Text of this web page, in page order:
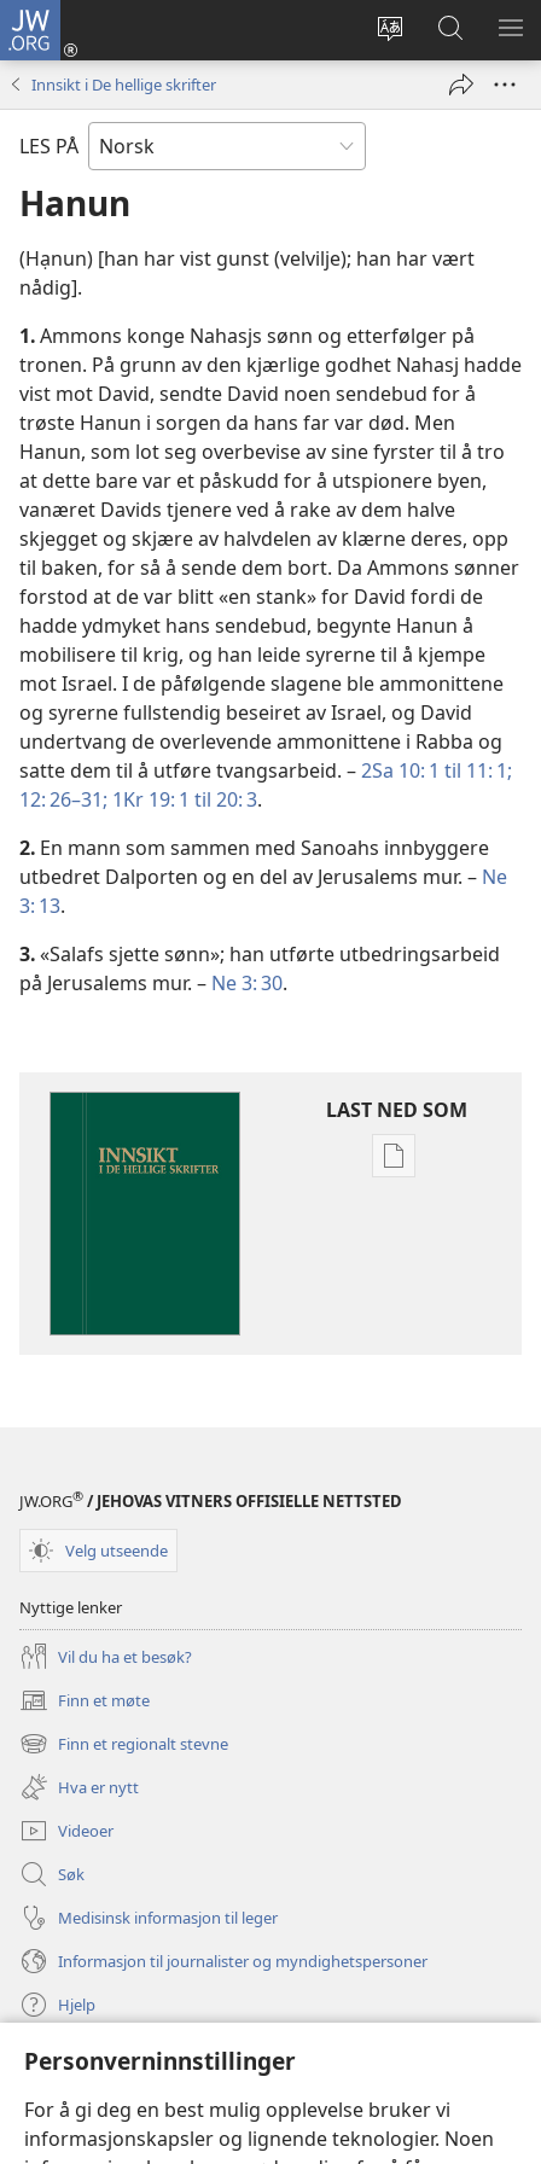
Personverninnstillinger
For å gi deg en best mulig opplevelse bruker vi
informasjonskapsler og lignende teknologier. Noen
JW.ORG
Endre
Logg
inn
vindu)
Søk
på
JW.ORG
VIS
Innsikt i De hellige skrifter
LES PÅ
Hanun
(Hạnun) [han har vist gunst (velvilje); han har vært
nådig].
1.Ammons konge Nahasjs sønn og etterfølger på
tronen. På grunn av den kjærlige godhet Nahasj hadde
vist mot David, sendte David noen sendebud for å
trøste Hanun i sorgen da hans far var død. Men
Hanun, som lot seg overbevise av sine fyrster til å tro
at dette bare var et påskudd for å utspionere byen,
vanæret Davids tjenere ved å rake av dem halve
skjegget og skjære av halvdelen av klærne deres, opp
til baken, for så å sende dem bort. Da Ammons sønner
forstod at de var blitt «en stank» for David fordi de
hadde ydmyket hans sendebud, begynte Hanun å
mobilisere til krig, og han leide syrerne til å kjempe
mot Israel. I de påfølgende slagene ble ammonittene
og syrerne fullstendig beseiret av Israel, og David
undertvang de overlevende ammonittene i Rabba og
satte dem til å utføre tvangsarbeid. –2Sa 10: 1 til 11: 1;
12: 26–31; 1Kr 19: 1 til 20: 3.
2. En mann som sammen med Sanoahs innbyggere
utbedret Dalporten og en del av Jerusalems mur. – Ne
3: 13.
3.«Salafs sjette sønn»; han utførte utbedringsarbeid
på Jerusalems mur. – Ne 3: 30.
LAST NED SOM
JW.ORG® / JEHOVAS VITNERS OFFISIELLE NETTSTED
Velg utseende
Nyttige lenker
Vil du ha et besøk?
Finn et møte
(åpner
nytt
vindu)
Finn et regionalt stevne
(åpner
nytt
vindu)
Hva er nytt
Videoer
Søk
Medisinsk informasjon til leger
Informasjon til journalister og myndighetspersoner
Hjelp
Bidrag
(åpner
nytt
vindu)Watchtower ONLINE LIBRARY™
(åpner